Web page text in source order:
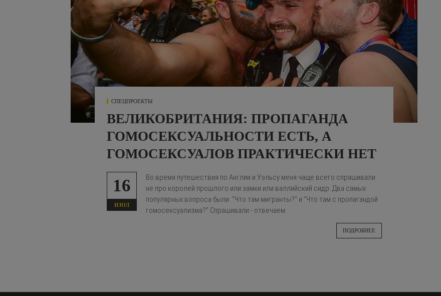
СПЕЦПРОЕКТЫ
ВЕЛИКОБРИТАНИЯ: ПРОПАГАНДА
ГОМОСЕКСУАЛЬНОСТИ ЕСТЬ, А
ГОМОСЕКСУАЛОВ ПРАКТИЧЕСКИ НЕТ
16
ИЮЛ
Во время путешествия по Англии и Уэльсу меня чаще всего спрашивали
не про королей прошлого или замки или валлийский сидр. Два самых
популярных вопроса были: "Что там мигранты?" и "Что там с пропагандой
гомосексуализма?" Спрашивали - отвечаем.
ПОДРОБНЕЕ